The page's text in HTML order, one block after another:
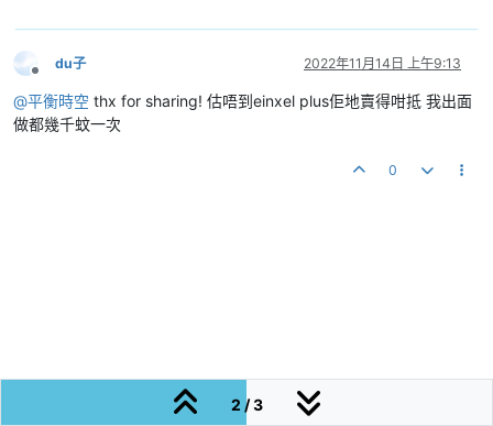
離線
du子 2022年11月14日 上午9:13
@平衡時空 thx for sharing! 估唔到einxel plus佢地賣得咁抵 我出面
做都幾千蚊一次
0
2 / 3